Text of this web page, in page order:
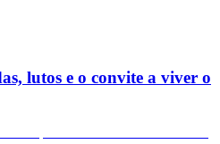
lutos e o convite a viver o